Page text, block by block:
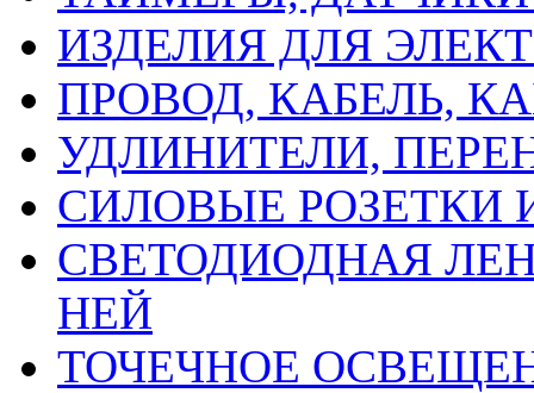
ИЗДЕЛИЯ ДЛЯ
ПРОВОД, КАБЕЛЬ,
УДЛИНИТЕЛИ,
СИЛОВЫЕ РОЗЕТКИ
СВЕТОДИОДНАЯ
НЕЙ
ТОЧЕЧНОЕ